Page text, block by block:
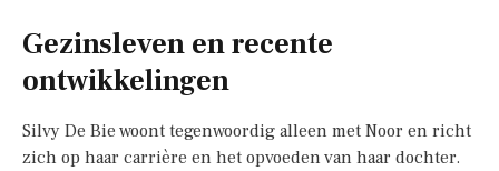
Gezinsleven en recente
ontwikkelingen
Silvy De Bie woont tegenwoordig alleen met Noor en richt
zich op haar carrière en het opvoeden van haar dochter.